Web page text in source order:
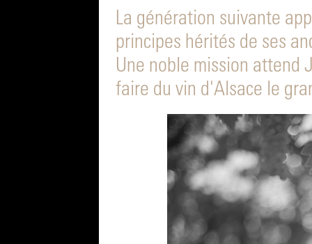
La génération suivante
principes hérités de ses
Une noble mission attend
faire du vin d'Alsace le